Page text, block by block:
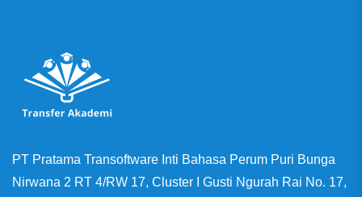
PT Pratama Transoftware Inti Bahasa Perum Puri Bunga
Nirwana 2 RT 4/RW 17, Cluster I Gusti Ngurah Rai No. 17,